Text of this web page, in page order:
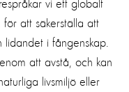
vi ett globalt
att säkerställa att
lidandet i fångenskap.
att avstå, och kan
livsmiljö eller